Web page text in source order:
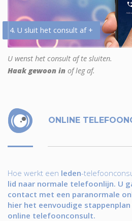
4. U sluit het consult af +
U wenst het consult af te sluiten.
Haak gewoon in of leg af.
ONLINE
Hoe werkt een leden-
lid naar normale telefoonlijn. U
contact met een paranormale
hier het eenvoudige
online telefoonconsult.